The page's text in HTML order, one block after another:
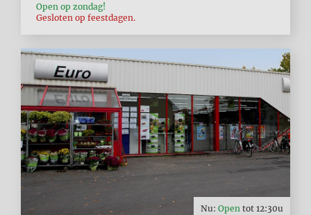
Open op zondag!
Gesloten op feestdagen.
Nu: Open tot 12:30u